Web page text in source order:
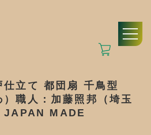
仕立て 都団扇 千鳥型
）職人：加藤照邦（埼玉
JAPAN MADE